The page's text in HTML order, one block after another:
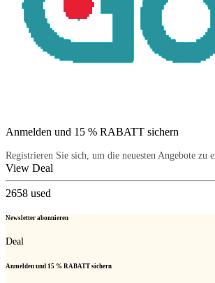
Anmelden und 15 % RABATT sichern
Registrieren Sie sich, um die neuesten Angebote zu
View Deal
2658 used
Newsletter abonnieren
Deal
Anmelden und 15 % RABATT sichern